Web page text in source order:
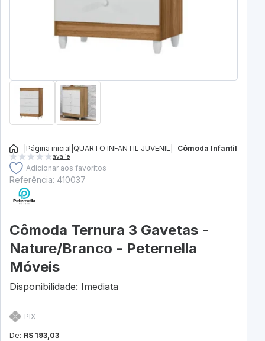
Página inicial QUARTO INFANTIL JUVENIL Cômoda Infantil
avalie
Adicionar aos favoritos
Referência: 410037
Cômoda Ternura 3 Gavetas -
Nature/Branco - Peternella
Móveis
Disponibilidade: Imediata
PIX
De: R$ 193,03